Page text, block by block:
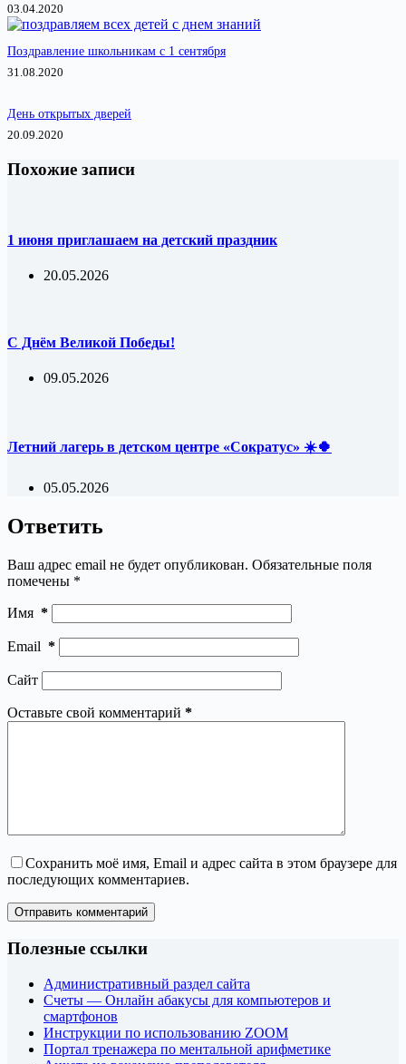
03.04.2020
Поздравление школьникам с 1 сентября
31.08.2020
День открытых дверей
20.09.2020
Похожие записи
1 июня приглашаем на детский праздник
20.05.2026
С Днём Великой Победы!
09.05.2026
Летний лагерь в детском центре «Сократус» ☀️🍀
05.05.2026
Ответить
Ваш адрес email не будет опубликован. Обязательные поля
помечены *
Имя *
Email *
Сайт
Оставьте свой комментарий *
Сохранить моё имя, Email и адрес сайта в этом браузере для
последующих комментариев.
Отправить комментарий
Полезные ссылки
Административный раздел сайта
Счеты — Онлайн абакусы для компьютеров и
смартфонов
Инструкции по использованию ZOOM
Портал тренажера по ментальной арифметике